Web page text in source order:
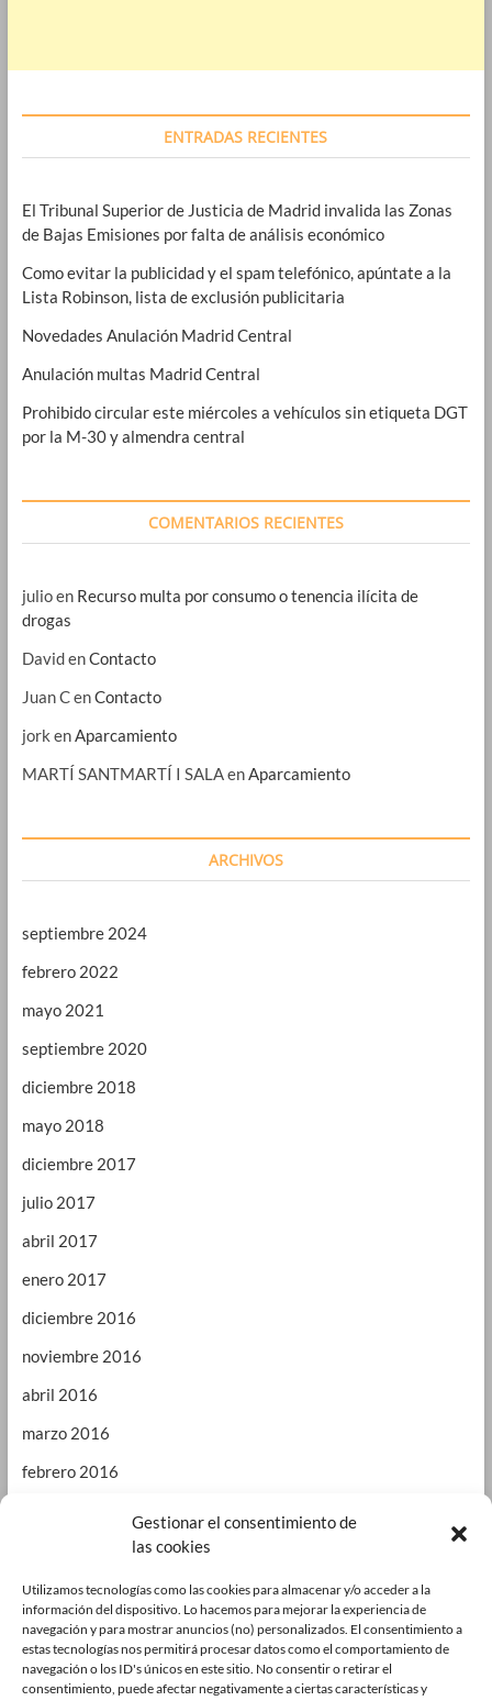
Gestionar el consentimiento de
las cookies
Utilizamos tecnologías como las cookies para almacenar y/o acceder a la
información del dispositivo. Lo hacemos para mejorar la experiencia de
navegación y para mostrar anuncios (no) personalizados. El consentimiento a
estas tecnologías nos permitirá procesar datos como el comportamiento de
navegación o los ID's únicos en este sitio. No consentir o retirar el
consentimiento, puede afectar negativamente a ciertas características y
ENTRADAS RECIENTES
El Tribunal Superior de Justicia de Madrid invalida las Zonas
de Bajas Emisiones por falta de análisis económico
Como evitar la publicidad y el spam telefónico, apúntate a la
Lista Robinson, lista de exclusión publicitaria
Novedades Anulación Madrid Central
Anulación multas Madrid Central
Prohibido circular este miércoles a vehículos sin etiqueta DGT
por la M-30 y almendra central
COMENTARIOS RECIENTES
julioen Recurso multa por consumo o tenencia ilícita de
drogas
DavidenContacto
Juan CenContacto
jork en Aparcamiento
MARTÍ SANTMARTÍ I SALAen Aparcamiento
ARCHIVOS
septiembre 2024
febrero 2022
mayo 2021
septiembre 2020
diciembre 2018
mayo 2018
diciembre 2017
julio 2017
abril 2017
enero 2017
diciembre 2016
noviembre 2016
abril 2016
marzo 2016
febrero 2016
septiembre 2015
enero 2015
octubre 2014
julio 2014